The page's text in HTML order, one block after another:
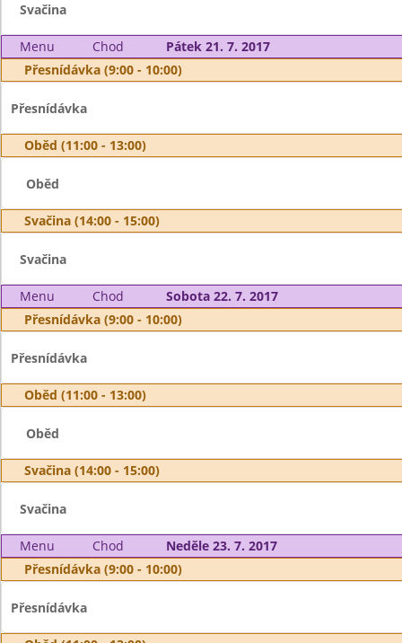
Svačina
Menu Chod
Pátek 21. 7. 2017
Přesnídávka (9:00 - 10:00)
Přesnídávka
Oběd (11:00 - 13:00)
Oběd
Svačina (14:00 - 15:00)
Svačina
Menu Chod
Sobota 22. 7. 2017
Přesnídávka (9:00 - 10:00)
Přesnídávka
Oběd (11:00 - 13:00)
Oběd
Svačina (14:00 - 15:00)
Svačina
Menu Chod
Neděle 23. 7. 2017
Přesnídávka (9:00 - 10:00)
Přesnídávka